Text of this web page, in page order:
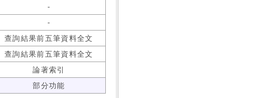
-
-
查詢結果前五筆資料全文
查詢結果前五筆資料全文
論著索引
部分功能